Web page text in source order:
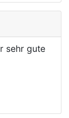
sehr gute